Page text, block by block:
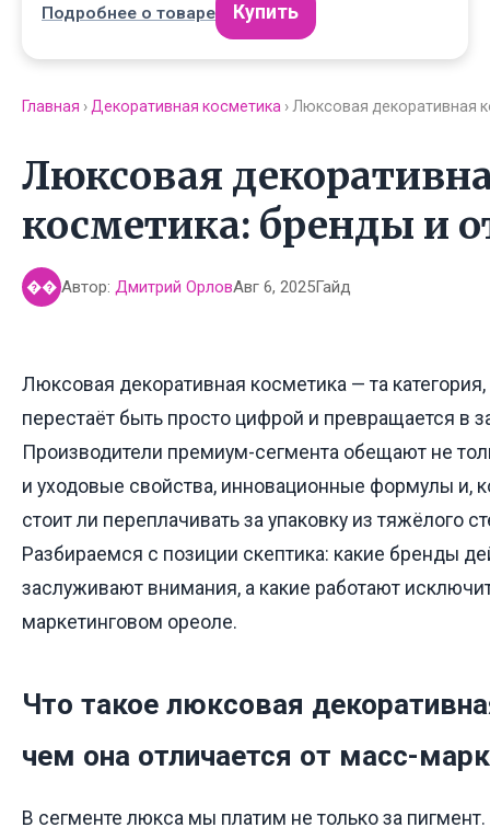
Подробнее о товаре Купить
Главная › Декоративная косметика › Люксовая декоративная
Люксовая
косметика: бренды и
�� Автор: Дмитрий ОрловАвг 6, 2025Гайд
Люксовая декоративная косметика — та категория,
перестаёт быть просто цифрой и превращается в
Производители премиум-сегмента обещают не
и уходовые свойства, инновационные формулы и,
стоит ли переплачивать за упаковку из тяжёлого
Разбираемся с позиции скептика: какие бренды
заслуживают внимания, а какие работают
маркетинговом ореоле.
Что такое люксовая
чем она отличается от масс-
В сегменте люкса мы платим не только за